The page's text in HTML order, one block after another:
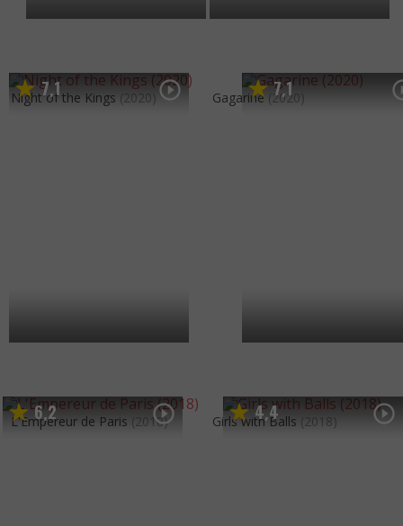
7,1
Night of the Kings (2020) 7,1
Gagarine (2020)
6,2
L'Empereur de Paris (2018) 4,4
Girls with Balls (2018)